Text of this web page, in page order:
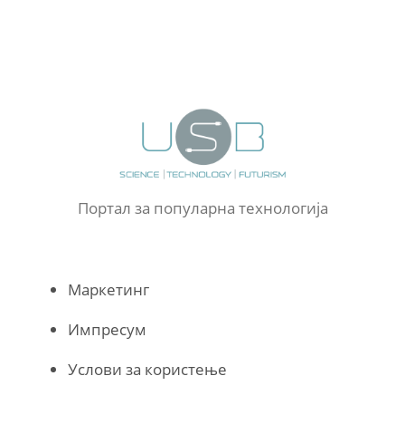
Портал за популарна технологија
Маркетинг
Импресум
Услови за користење